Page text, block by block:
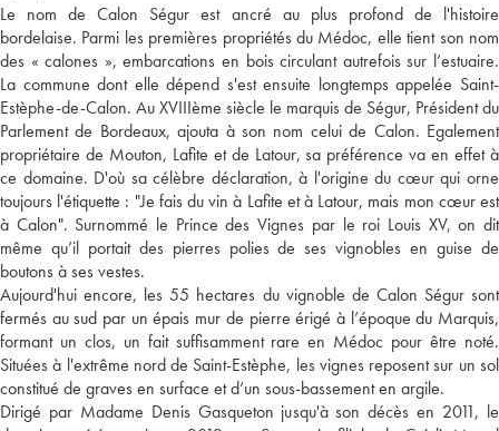
Le nom de Calon Ségur est ancré au plus profond de l'histoire
bordelaise. Parmi les premières propriétés du Médoc, elle tient son nom
des « calones », embarcations en bois circulant autrefois sur l’estuaire.
La commune dont elle dépend s'est ensuite longtemps appelée Saint-
Estèphe-de-Calon. Au XVIIIème siècle le marquis de Ségur, Président du
Parlement de Bordeaux, ajouta à son nom celui de Calon. Egalement
propriétaire de Mouton, Lafite et de Latour, sa préférence va en effet à
ce domaine. D'où sa célèbre déclaration, à l'origine du cœur qui orne
toujours l'étiquette : "Je fais du vin à Lafite et à Latour, mais mon cœur est
à Calon". Surnommé le Prince des Vignes par le roi Louis XV, on dit
même qu’il portait des pierres polies de ses vignobles en guise de
boutons à ses vestes.
Aujourd'hui encore, les 55 hectares du vignoble de Calon Ségur sont
fermés au sud par un épais mur de pierre érigé à l’époque du Marquis,
formant un clos, un fait suffisamment rare en Médoc pour être noté.
Situées à l'extrême nord de Saint-Estèphe, les vignes reposent sur un sol
constitué de graves en surface et d’un sous-bassement en argile.
Dirigé par Madame Denis Gasqueton jusqu'à son décès en 2011, le